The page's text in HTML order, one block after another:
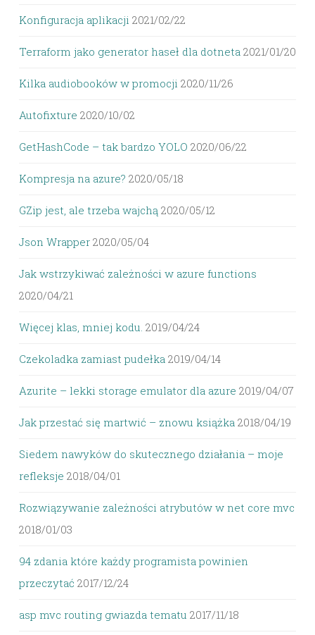
Konfiguracja aplikacji 2021/02/22
Terraform jako generator haseł dla dotneta 2021/01/20
Kilka audiobooków w promocji 2020/11/26
Autofixture 2020/10/02
GetHashCode – tak bardzo YOLO 2020/06/22
Kompresja na azure? 2020/05/18
GZip jest, ale trzeba wajchą 2020/05/12
Json Wrapper 2020/05/04
Jak wstrzykiwać zależności w azure functions
2020/04/21
Więcej klas, mniej kodu. 2019/04/24
Czekoladka zamiast pudełka 2019/04/14
Azurite – lekki storage emulator dla azure 2019/04/07
Jak przestać się martwić – znowu książka 2018/04/19
Siedem nawyków do skutecznego działania – moje
refleksje 2018/04/01
Rozwiązywanie zależności atrybutów w net core mvc
2018/01/03
94 zdania które każdy programista powinien
przeczytać 2017/12/24
asp mvc routing gwiazda tematu 2017/11/18